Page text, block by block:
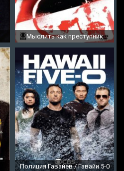
Мыслить как преступник
Полиция Гавайев / Гавайи 5-0